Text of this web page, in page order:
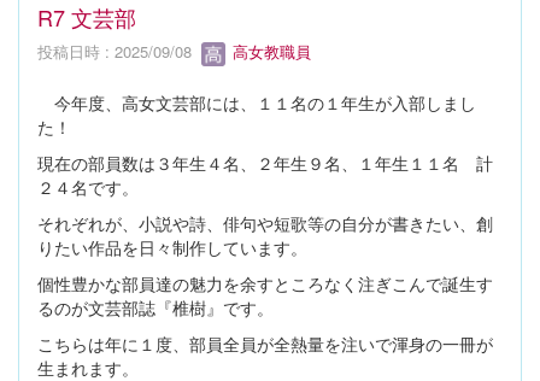
R7 文芸部
投稿日時 : 2025/09/08 高女教職員
今年度、高女文芸部には、１１名の１年生が入部しまし
た！
現在の部員数は３年生４名、２年生９名、１年生１１名 計
２４名です。
それぞれが、小説や詩、俳句や短歌等の自分が書きたい、創
りたい作品を日々制作しています。
個性豊かな部員達の魅力を余すところなく注ぎこんで誕生す
るのが文芸部誌『椎樹』です。
こちらは年に１度、部員全員が全熱量を注いで渾身の一冊が
生まれます。